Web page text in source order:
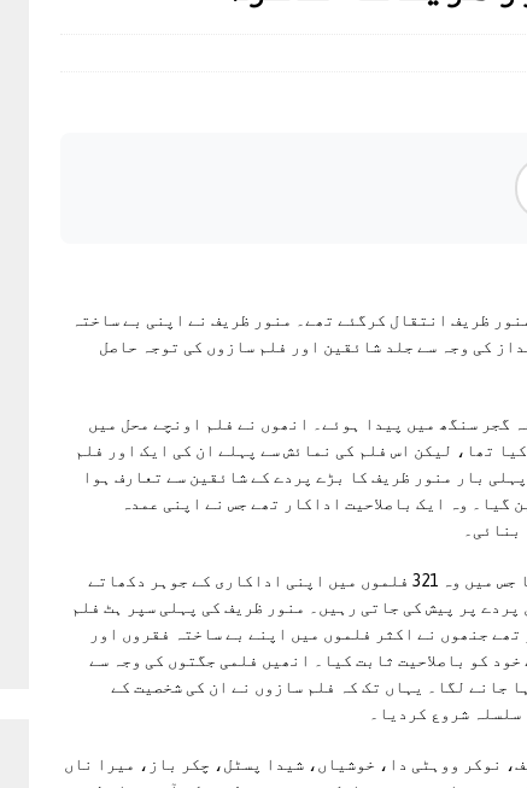
غیر ملکی پروڈکشنز پر مقامی مواد کو ترجیح دی جائے
منور ظریف انتقال کرگئے تھے۔ منور ظریف نے اپنی بے ساختہ
کی وجہ سے جلد شائقین اور فلم سازوں کی توجہ حاصل
کے علاقے قلعہ گجر سنگھ میں پیدا ہوئے۔ انھوں نے فلم اونچے محل میں
تھا، لیکن اس فلم کی نمائش سے پہلے ان کی ایک اور فلم
بار منور‌ ظریف کا بڑے پردے کے شائقین سے تعارف ہوا
گیا۔ وہ ایک باصلاحیت اداکار تھے جس نے اپنی عمدہ
بنائی۔
منور ظریف کا فلمی کیریئر 15 سال پر محیط رہا جس میں وہ 321 فلموں میں اپنی اداکاری کے جوہر دکھاتے
پر پیش کی جاتی رہیں۔ منور ظریف کی پہلی سپر ہٹ فلم
جنھوں‌ نے اکثر فلموں میں اپنے بے ساختہ فقروں اور
کو باصلاحیت ثابت کیا۔ انھیں‌ فلمی جگتوں کی وجہ سے
جانے لگا۔ یہاں تک کہ فلم سازوں نے ان کی شخصیت کے
شروع کردیا۔
نوکر ووہٹی دا، خوشیاں، شیدا پسٹل، چکر باز، میرا ناں